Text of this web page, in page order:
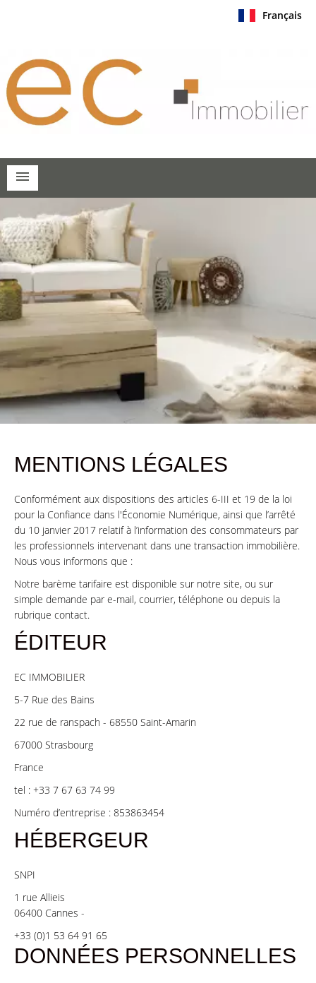
Français
MENTIONS LÉGALES
Conformément aux dispositions des articles 6-III et 19 de la loi
pour la Confiance dans l'Économie Numérique, ainsi que l’arrêté
du 10 janvier 2017 relatif à l’information des consommateurs par
les professionnels intervenant dans une transaction immobilière.
Nous vous informons que :
Notre barème tarifaire est disponible sur notre site, ou sur
simple demande par e-mail, courrier, téléphone ou depuis la
rubrique contact.
ÉDITEUR
EC IMMOBILIER
5-7 Rue des Bains
22 rue de ranspach - 68550 Saint-Amarin
67000 Strasbourg
France
tel : +33 7 67 63 74 99
Numéro d’entreprise : 853863454
HÉBERGEUR
SNPI
1 rue Allieis
06400 Cannes -
+33 (0)1 53 64 91 65
DONNÉES PERSONNELLES